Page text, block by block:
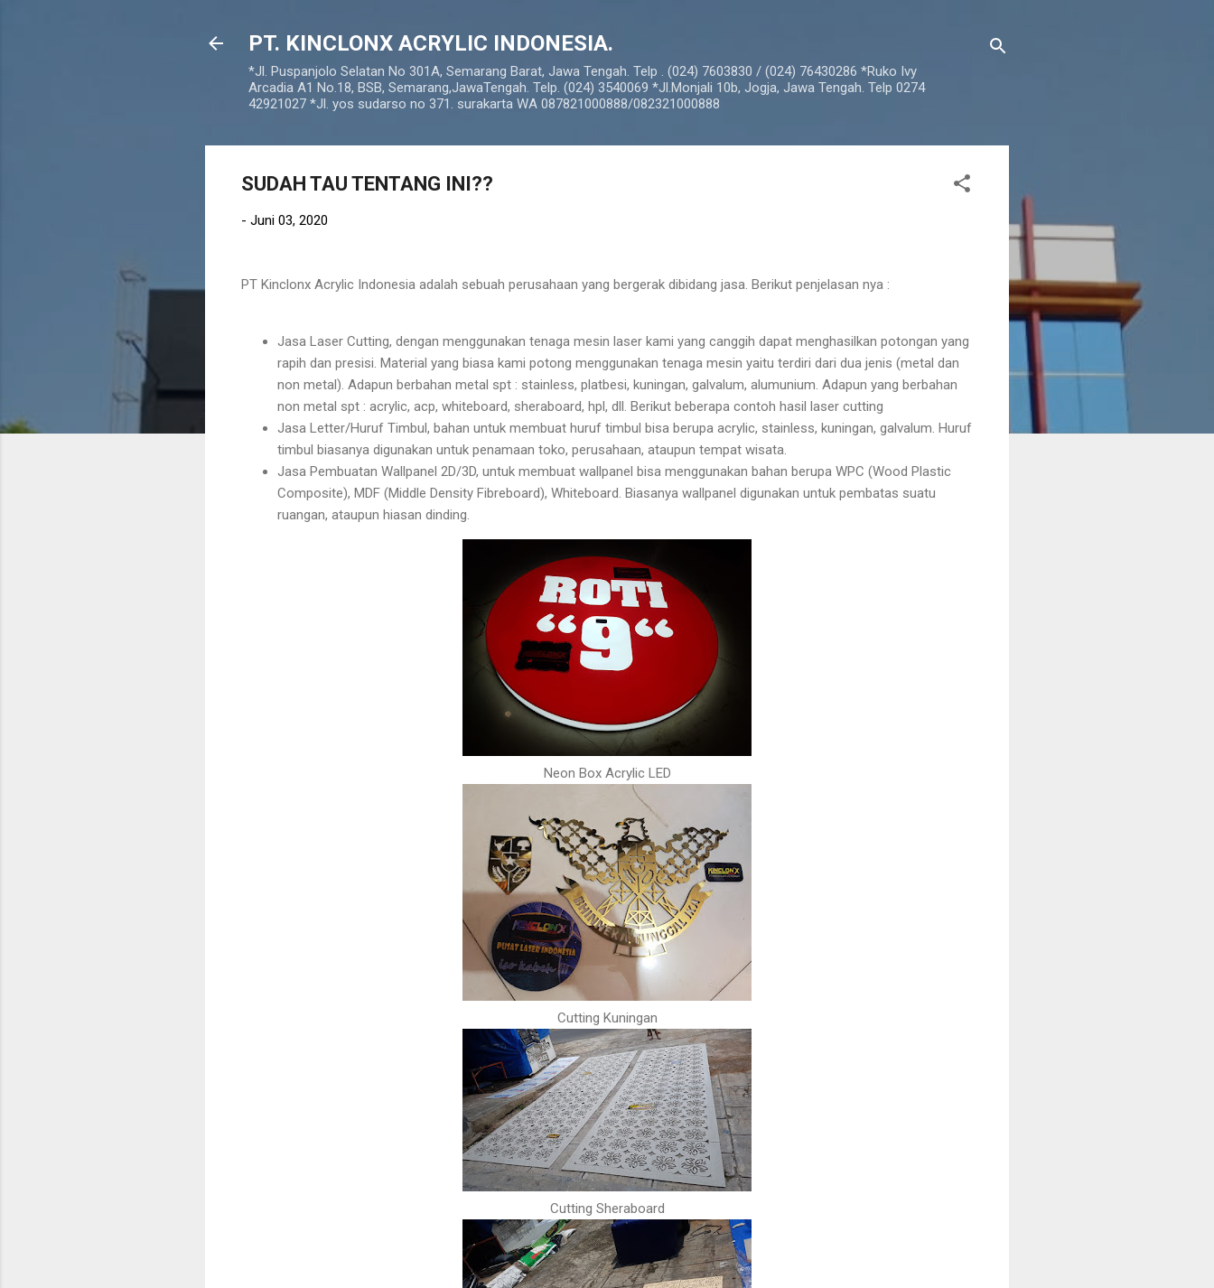
PT. KINCLONX ACRYLIC INDONESIA.
*Jl. Puspanjolo Selatan No 301A, Semarang Barat, Jawa Tengah. Telp . (024) 7603830 / (024) 76430286 *Ruko Ivy
Arcadia A1 No.18, BSB, Semarang,JawaTengah. Telp. (024) 3540069 *Jl.Monjali 10b, Jogja, Jawa Tengah. Telp 0274
42921027 *Jl. yos sudarso no 371. surakarta WA 087821000888/082321000888
SUDAH TAU TENTANG INI??
- Juni 03, 2020
PT Kinclonx Acrylic Indonesia adalah sebuah perusahaan yang bergerak dibidang jasa. Berikut penjelasan nya :
Jasa Laser Cutting, dengan menggunakan tenaga mesin laser kami yang canggih dapat menghasilkan potongan yang
rapih dan presisi. Material yang biasa kami potong menggunakan tenaga mesin yaitu terdiri dari dua jenis (metal dan
non metal). Adapun berbahan metal spt : stainless, platbesi, kuningan, galvalum, alumunium. Adapun yang berbahan
non metal spt : acrylic, acp, whiteboard, sheraboard, hpl, dll. Berikut beberapa contoh hasil laser cutting
Jasa Letter/Huruf Timbul, bahan untuk membuat huruf timbul bisa berupa acrylic, stainless, kuningan, galvalum. Huruf
timbul biasanya digunakan untuk penamaan toko, perusahaan, ataupun tempat wisata.
Jasa Pembuatan Wallpanel 2D/3D, untuk membuat wallpanel bisa menggunakan bahan berupa WPC (Wood Plastic
Composite), MDF (Middle Density Fibreboard), Whiteboard. Biasanya wallpanel digunakan untuk pembatas suatu
ruangan, ataupun hiasan dinding.
Neon Box Acrylic LED
Cutting Kuningan
Cutting Sheraboard